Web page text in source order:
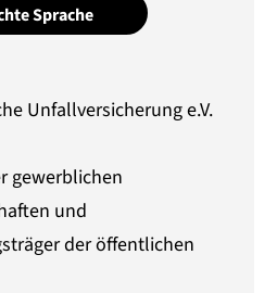
Sprache
Unfallversicherung e.V.
gewerblichen
und
der öffentlichen